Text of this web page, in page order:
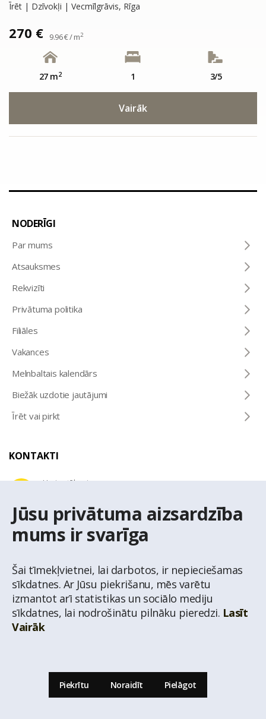
Jūsu privātuma aizsardzība
mums ir svarīga
Šai tīmekļvietnei, lai darbotos, ir nepieciešamas
sīkdatnes. Ar Jūsu piekrišanu, mēs varētu
izmantot arī statistikas un sociālo mediju
sīkdatnes, lai nodrošinātu pilnāku pieredzi. Lasīt
Vairāk
Piekrītu Noraidīt Pielāgot
Īrēt | Dzīvokļi | Vecmīlgrāvis, Rīga
270 € 9.96 € / m2
27 m2 1 3/5
Vairāk
© Nekustamo īpašumu aģentūra Latio.
NODERĪGI
Par mums
Atsauksmes
Rekvizīti
Privātuma politika
Filiāles
Vakances
Melnbaltais kalendārs
Biežāk uzdotie jautājumi
Īrēt vai pirkt
KONTAKTI
Uzziņu tālrunis
E-pasta adrese
latio@latio.lv